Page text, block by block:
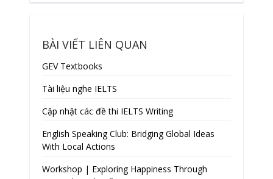
BÀI VIẾT LIÊN QUAN
GEV Textbooks
Tài liệu nghe IELTS
Cập nhật các đề thi IELTS Writing
English Speaking Club: Bridging Global Ideas
With Local Actions
Workshop | Exploring Happiness Through